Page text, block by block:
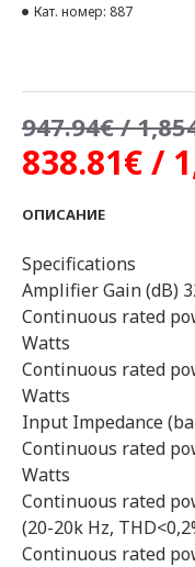
838.81€ /
947.94€ /
Кат. номер: 887
ОПИСАНИЕ
Specifications
Amplifier Gain (dB)
Continuous rated
Watts
Continuous rated
Watts
Input Impedance
Continuous rated
Watts
Continuous rated
(20-20k Hz,
Continuous rated